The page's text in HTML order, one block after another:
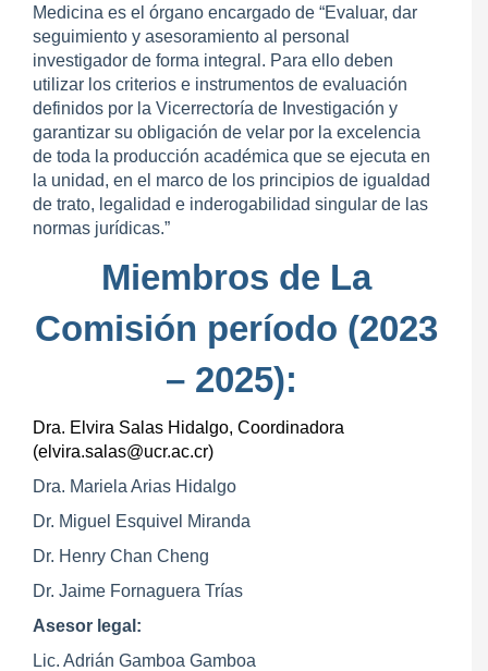
Medicina es el órgano encargado de “Evaluar, dar
seguimiento y asesoramiento al personal
investigador de forma integral. Para ello deben
utilizar los criterios e instrumentos de evaluación
definidos por la Vicerrectoría de Investigación y
garantizar su obligación de velar por la excelencia
de toda la producción académica que se ejecuta en
la unidad, en el marco de los principios de igualdad
de trato, legalidad e inderogabilidad singular de las
normas jurídicas.”
Miembros de La
Comisión período (2023
– 2025):
Dra. Elvira Salas Hidalgo, Coordinadora
(elvira.salas@ucr.ac.cr)
Dra. Mariela Arias Hidalgo
Dr. Miguel Esquivel Miranda
Dr. Henry Chan Cheng
Dr. Jaime Fornaguera Trías
Asesor legal:
Lic. Adrián Gamboa Gamboa